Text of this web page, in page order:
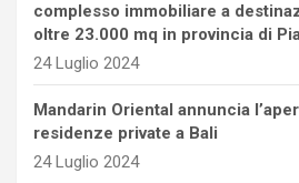
complesso immobiliare a
oltre 23.000 mq in provincia di
24 Luglio 2024
Mandarin Oriental annuncia
residenze private a Bali
24 Luglio 2024